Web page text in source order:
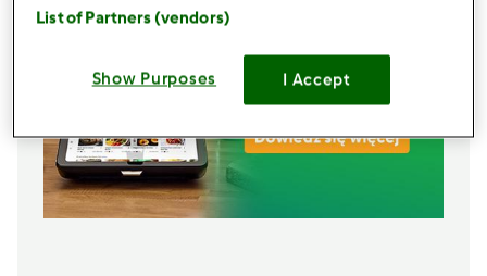
List of Partners (vendors)
Show Purposes I Accept